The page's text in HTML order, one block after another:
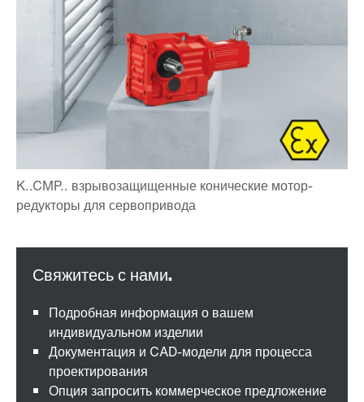
Подробная информация о вашем
индивидуальном изделии
Документация и CAD-модели для процесса
проектирования
Опция запросить коммерческое предложение